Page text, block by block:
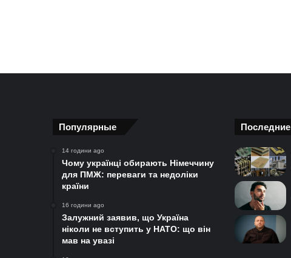
Популярные
14 години ago
Чому українці обирають Німеччину
для ПМЖ: переваги та недоліки
країни
16 години ago
Залужний заявив, що Україна
ніколи не вступить у НАТО: що він
мав на увазі
Последние